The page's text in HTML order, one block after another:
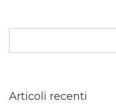
Articoli recenti